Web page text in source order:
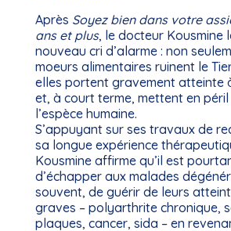
Après Soyez bien dans votre
ans et plus, le docteur Kousmine
nouveau cri d’alarme : non
moeurs alimentaires ruinent le
elles portent gravement atteinte
et, à court terme, mettent en
l’espèce humaine.
S’appuyant sur ses travaux de
sa longue expérience
Kousmine affirme qu’il est
d’échapper aux malades
souvent, de guérir de leurs
graves – polyarthrite chronique,
plaques, cancer, sida – en